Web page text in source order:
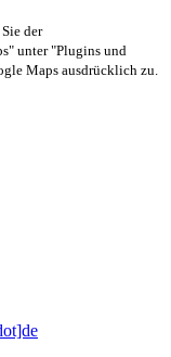
der
unter "Plugins und
Maps ausdrücklich zu.